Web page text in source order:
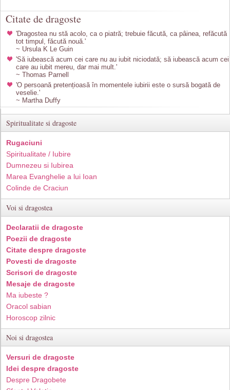
Citate de dragoste
'Dragostea nu stă acolo, ca o piatră; trebuie făcută, ca pâinea, refăcută
tot timpul, făcută nouă.'
~ Ursula K Le Guin
'Să iubească acum cei care nu au iubit niciodată; să iubească acum cei
care au iubit mereu, dar mai mult.'
~ Thomas Parnell
'O persoană pretențioasă în momentele iubirii este o sursă bogată de
veselie.'
~ Martha Duffy
Spiritualitate si dragoste
Rugaciuni
Spiritualitate / Iubire
Dumnezeu si Iubirea
Marea Evanghelie a lui Ioan
Colinde de Craciun
Voi si dragostea
Declaratii de dragoste
Poezii de dragoste
Citate despre dragoste
Povesti de dragoste
Scrisori de dragoste
Mesaje de dragoste
Ma iubeste ?
Oracol sabian
Horoscop zilnic
Noi si dragostea
Versuri de dragoste
Idei despre dragoste
Despre Dragobete